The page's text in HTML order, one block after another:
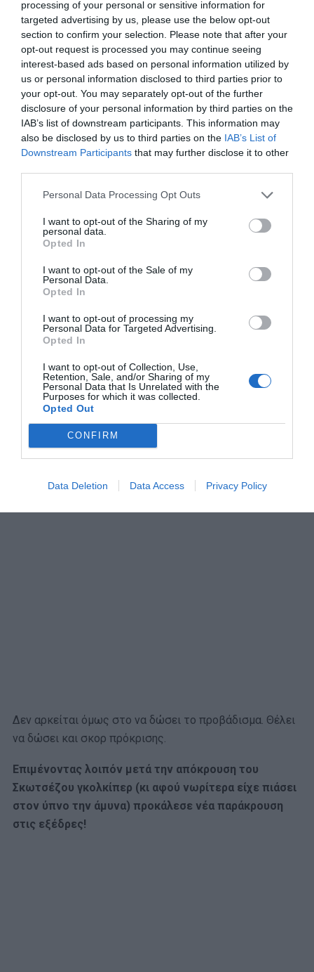
processing of your personal or sensitive information for
targeted advertising by us, please use the below opt-out
section to confirm your selection. Please note that after your
opt-out request is processed you may continue seeing
interest-based ads based on personal information utilized by
us or personal information disclosed to third parties prior to
your opt-out. You may separately opt-out of the further
disclosure of your personal information by third parties on the
IAB’s list of downstream participants. This information may
also be disclosed by us to third parties on the IAB’s List of
Downstream Participants that may further disclose it to other
Personal Data Processing Opt Outs
I want to opt-out of the Sharing of my
personal data.
Opted In
I want to opt-out of the Sale of my
Personal Data.
Opted In
I want to opt-out of processing my
Personal Data for Targeted Advertising.
Opted In
I want to opt-out of Collection, Use,
Retention, Sale, and/or Sharing of my
Personal Data that Is Unrelated with the
Purposes for which it was collected.
Opted Out
CONFIRM
Data Deletion Data Access Privacy Policy
του συμβολαίου του. Και οι Μελισσανίδης-Μπάγεβιτς
είπαν… ευχαριστώ για το δώρο, πείθοντάς τον να
φορέσει τελικά τα κιτρινόμαυρα!
Πιθανότατα κι οι ίδιοι δεν περίμεναν πόσο γρήγορα
(και πόσο εμφατικά) θα δικαιώνονταν γι’ αυτή τους
την απόφαση!
Στις 10 Αυγούστου λοιπόν τα πράγματα δεν ξεκινούν
προσγειώνεται άτσαλα από μια εναέρια μονομαχία και
σπάει το χέρι του.
Εκείνη η ΑΕΚ όμως, με εκείνον τον Σαραβάκο, σε
εκείνο το κολασμένο «Νίκος Γκούμας», ΔΕΝ ΓΙΝΟΤΑΝ
να πτοηθεί.
Τι κι αν η καρδιά του λοιπόν ήταν… πράσινη και αυτό το
ήξεραν όλοι; Τι κι αν περπατούσε ήδη στα 34; Ο «μικρός»
Φιλαδέλφεια. Και αποφάσισε να της βάλει μόνος του
«φωτιά»!
Λίγο πριν το ημίχρονο (έπειτα από υπέροχη ενέργεια
του Κασάπη και πάσα του Τσιάρτα) πιάνει ένα ξερό
σουτ που ξετινάζει τα δίχτυα του Άντι Γκόραμ…
Δεν αρκείται όμως στο να δώσει το προβάδισμα. Θέλει
να δώσει και σκορ πρόκρισης.
Επιμένοντας λοιπόν μετά την απόκρουση του
Σκωτσέζου γκολκίπερ (κι αφού νωρίτερα είχε πιάσει
στον ύπνο την άμυνα) προκάλεσε νέα παράκρουση
στις εξέδρες!